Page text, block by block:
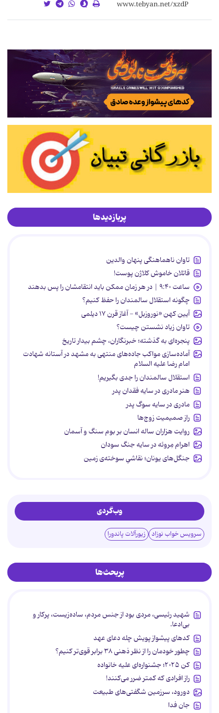
پربازدیدها
تاوان ناهماهنگی پنهان والدین
قاتلان خاموش کلاژن پوست!
ساعت ۹:۴۰ | در هر زمان ممکن باید انتقامشان را پس بدهند
چگونه استقلال سالمندان را حفظ کنیم؟
آیین کهن «نوروزبل» - آغاز قرن ۱۷ دیلمی
تاوان زیاد نشستن چیست؟
پنجره‌ای به گذشته؛ خبرنگاران، چشم بیدار تاریخ
آماده‌سازی مواکب جاده‌های منتهی به مشهد در آستانه شهادت
امام رضا علیه السلام
استقلال سالمندان را جدی بگیریم!
هنر مادری در سایه‌ فقدان پدر
مادری در سایه سوگ پدر
راز صمیمیت زوج‌ها
روایت هزاران ساله انسان بر بوم سنگ و آسمان
اهرام مِروئه در سایه جنگ سودان
جنگل‌های یونان؛ نقاشیِ سوخته‌ی زمین
وب‌گردی
سرویس خواب نوزاد زیورآلات پاندورا
پربحث‌ها
شهید رئیسی، مردی بود از جنس مردم، ساده‌زیست، پرکار و
بی‌ادعا.
کدهای پیشواز پویش چله دعای عهد
چطور خودمان را از نظر ذهنی ۳۸ برابر قوی‌تر کنیم؟
کن ۲۰۲۵؛ جشنواره‌ای علیه خانواده
راز افرادی که کمتر ضرر می‌کنند!
دورود، سرزمین شگفتی‌های طبیعت
جان فدا